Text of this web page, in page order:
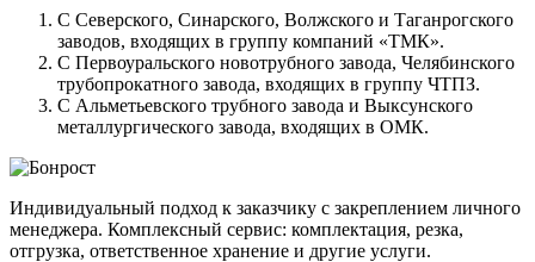
С Северского, Синарского, Волжского и Таганрогского
заводов, входящих в группу компаний «ТМК».
С Первоуральского новотрубного завода, Челябинского
трубопрокатного завода, входящих в группу ЧТПЗ.
С Альметьевского трубного завода и Выксунского
металлургического завода, входящих в ОМК.
Индивидуальный подход к заказчику с закреплением личного
менеджера. Комплексный сервис: комплектация, резка,
отгрузка, ответственное хранение и другие услуги.